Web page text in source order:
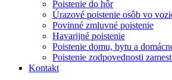
Poistenie do hôr
Úrazové poistenie osôb vo
Povinné zmluvné poistenie
Havarijné poistenie
Poistenie domu, bytu a
Poistenie zodpovednosti
Kontakt